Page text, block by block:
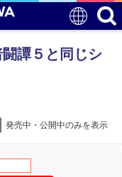
譚５と同じシ
発売中・公開中のみを表示